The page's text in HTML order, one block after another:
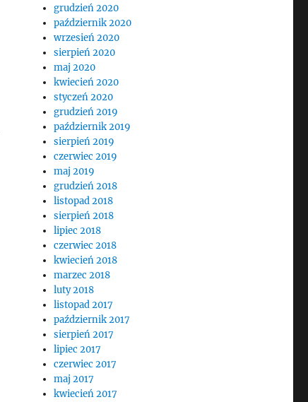
grudzień 2020
październik 2020
wrzesień 2020
sierpień 2020
maj 2020
kwiecień 2020
styczeń 2020
grudzień 2019
październik 2019
sierpień 2019
czerwiec 2019
maj 2019
grudzień 2018
listopad 2018
sierpień 2018
lipiec 2018
czerwiec 2018
kwiecień 2018
marzec 2018
luty 2018
listopad 2017
październik 2017
sierpień 2017
lipiec 2017
czerwiec 2017
maj 2017
kwiecień 2017